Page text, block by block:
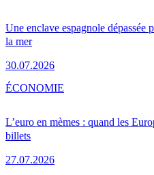
Une enclave espagnole
la mer
30.07.2026
L’euro en mèmes : quand les
billets
27.07.2026
ÉCONOMIE